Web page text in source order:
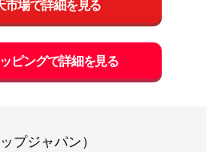
市場で詳細を見る
ピングで詳細を見る
プジャパン）